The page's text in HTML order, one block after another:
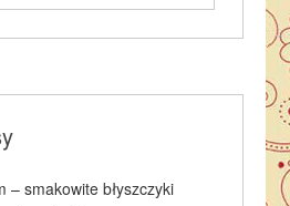
– smakowite błyszczyki